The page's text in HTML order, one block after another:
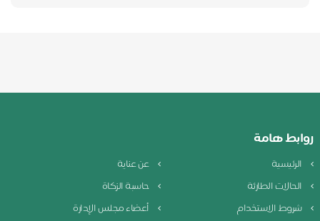
روابط هامة
الرئيسية
عن عناية
الحالات الطارئة
حاسبة الزكاة
شروط الاستخدام
أعضاء مجلس الإدارة